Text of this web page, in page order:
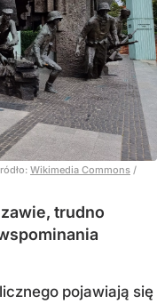
Wikimedia Commons /
trudno
pojawiają się